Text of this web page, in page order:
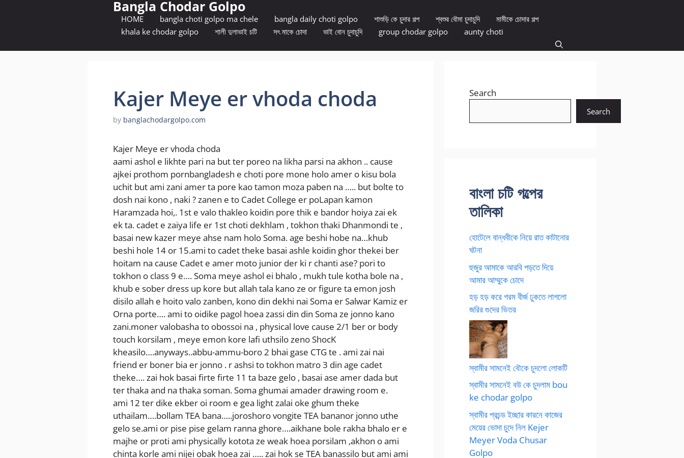
Bangla Chodar Golpo
HOME bangla choti golpo ma chele bangla daily choti golpo শাশুড়ি কে চুদার গল্প শ্বশুর বৌমা চুদাচুদি
মামীকে চোদার গল্প
khala ke chodar golpo
শালী দুলাভাই চটি সৎ মাকে চোদা ভাই বোন চুদাচুদি group chodar golpo aunty choti
Kajer Meye er vhoda choda
by banglachodargolpo.com
Kajer Meye er vhoda choda
aami ashol e likhte pari na but ter poreo na likha parsi na akhon .. cause
ajkei prothom pornbangladesh e choti pore mone holo amer o kisu bola
uchit but ami zani amer ta pore kao tamon moza paben na ….. but bolte to
dosh nai kono , naki ? zanen e to Cadet College er poLapan kamon
Haramzada hoi,. 1st e valo thakleo koidin pore thik e bandor hoiya zai ek
ek ta. cadet e zaiya life er 1st choti dekhlam , tokhon thaki Dhanmondi te ,
basai new kazer meye ahse nam holo Soma. age beshi hobe na…khub
beshi hole 14 or 15.ami to cadet theke basai ashle koidin ghor thekei ber
hoitam na cause Cadet e amer moto junior der ki r chanti ase? pori to
tokhon o class 9 e…. Soma meye ashol ei bhalo , mukh tule kotha bole na ,
khub e sober dress up kore but allah tala kano ze or figure ta emon josh
disilo allah e hoito valo zanben, kono din dekhi nai Soma er Salwar Kamiz er
Orna porte…. ami to oidike pagol hoea zassi din din Soma ze jonno kano
zani.moner valobasha to obossoi na , physical love cause 2/1 ber or body
touch korsilam , meye emon kore lafi uthsilo zeno ShocK
kheasilo….anyways..abbu-ammu-boro 2 bhai gase CTG te . ami zai nai
friend er boner bia er jonno . r ashsi to tokhon matro 3 din age cadet
theke…. zai hok basai firte firte 11 ta baze gelo , basai ase amer dada but
ter thaka and na thaka soman. Soma ghumai amader drawing room e.
ami 12 ter dike ekber oi room e gea light zalai oke ghum theke
uthailam….bollam TEA bana…..joroshoro vongite TEA bananor jonno uthe
gelo se.ami or pise pise gelam ranna ghore….aikhane bole rakha bhalo er e
majhe or proti ami physically kotota ze weak hoea porsilam ,akhon o ami
chinta korle ami nijei obak hoea zai ….. zai hok se TEA banassilo but ami ami
Search
Search
বাংলা চটি গল্পের
তালিকা
হোটেলে বান্ধবীকে নিয়ে রাত কাটানোর
ঘটনা
হুজুর আমাকে আরবি পড়তে দিয়ে
আমার আম্মুকে চোদে
হড় হড় করে গরম বীর্জ ঢুকতে লাগলো
জরির গুদের ভিতর
স্বামীর সামনেই বৌকে চুদলো লোকটি
স্বামীর সামনেই বউ কে চুদলাম bou
ke chodar golpo
স্বামীর প্রচন্ড ইচ্ছার কারনে কাজের
মেয়ের ভোদা চুদে নিল Kejer
Meyer Voda Chusar
Golpo